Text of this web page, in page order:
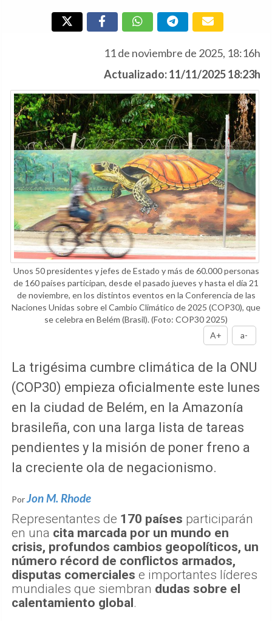
11 de noviembre de 2025, 18:16h
Actualizado: 11/11/2025 18:23h
Unos 50 presidentes y jefes de Estado y más de 60.000 personas
de 160 países participan, desde el pasado jueves y hasta el día 21
de noviembre, en los distintos eventos en la Conferencia de las
Naciones Unidas sobre el Cambio Climático de 2025 (COP30), que
se celebra en Belém (Brasil).(Foto: COP30 2025)
A+
a-
La trigésima cumbre climática de la ONU
(COP30) empieza oficialmente este lunes
en la ciudad de Belém, en la Amazonía
brasileña, con una larga lista de tareas
pendientes y la misión de poner freno a
la creciente ola de negacionismo.
PorJon M. Rhode
Representantes de 170 países participarán
en una cita marcada por un mundo en
crisis, profundos cambios geopolíticos, un
número récord de conflictos armados,
disputas comerciales e importantes líderes
mundiales que siembran dudas sobre el
calentamiento global.